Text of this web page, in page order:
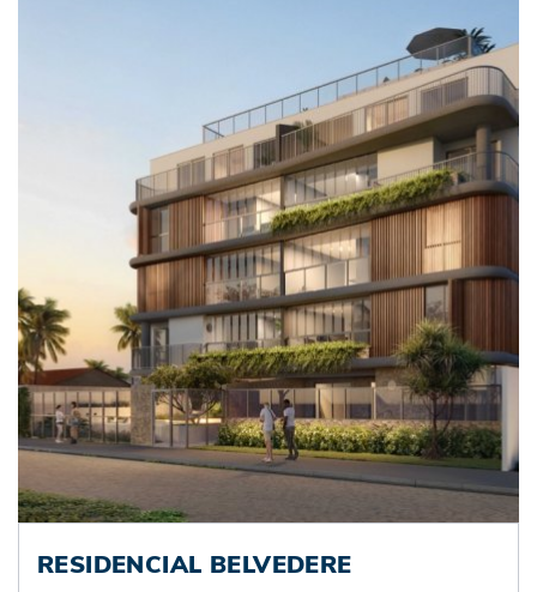
RESIDENCIAL BELVEDERE